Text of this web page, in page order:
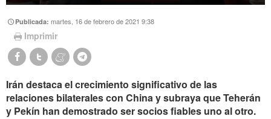
Publicada:martes, 16 de febrero de 2021 9:38
Imprimir
Irán destaca el crecimiento significativo de las
relaciones bilaterales con China y subraya que Teherán
y Pekín han demostrado ser socios fiables uno al otro.